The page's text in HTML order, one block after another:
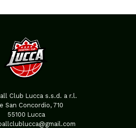
Club Lucca s.s.d. a r.l.
San Concordio, 710
55100 Lucca